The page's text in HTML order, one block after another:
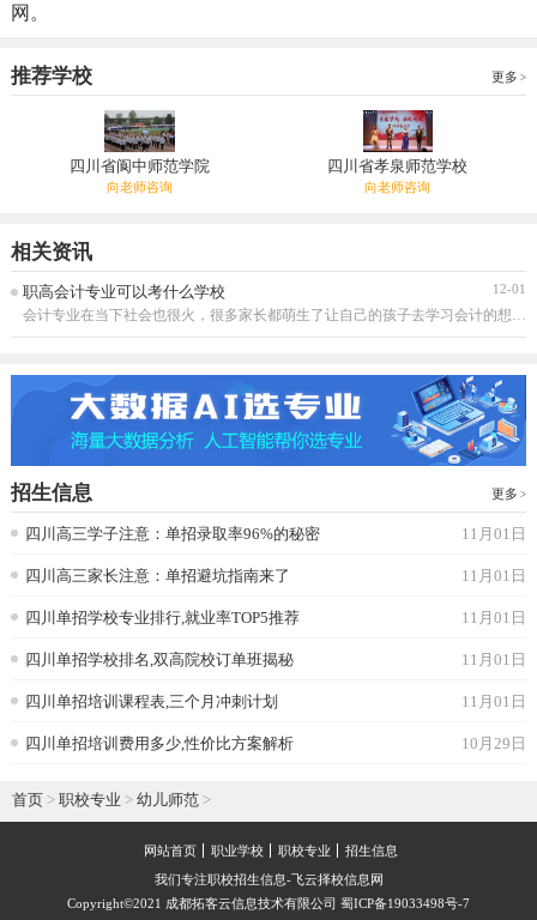
网。
推荐学校 更多
四川省阆中师范学院
向老师咨询
四川省孝泉师范学校
向老师咨询
相关资讯
职高会计专业可以考什么学校 12-01
会计专业在当下社会也很火，很多家长都萌生了让自己的孩子去学习会计的想法，也确实有许多孩子听取了家长的意见，选择了会计专业，那又有哪些在会计方
招生信息 更多
四川高三学子注意：单招录取率96%的秘密 11月01日
四川高三家长注意：单招避坑指南来了 11月01日
四川单招学校专业排行,就业率TOP5推荐 11月01日
四川单招学校排名,双高院校订单班揭秘 11月01日
四川单招培训课程表,三个月冲刺计划 11月01日
四川单招培训费用多少,性价比方案解析 10月29日
首页 > 职校专业 > 幼儿师范 >
网站首页 职业学校 职校专业
招生信息
我们专注职校招生信息-飞云择校信息网
Copyright©2021 成都拓客云信息技术有限公司 蜀ICP备19033498号-7